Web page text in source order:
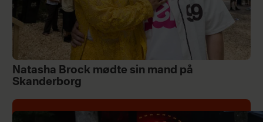
Natasha Brock mødte sin mand på
Skanderborg